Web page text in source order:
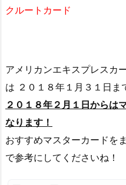
クルートカード
アメリカンエキスプレスカ
は ２０１８年１月３１日ま
２０１８年２月１日からは
なります！
おすすめマスターカードを
で参考にしてくださいね！